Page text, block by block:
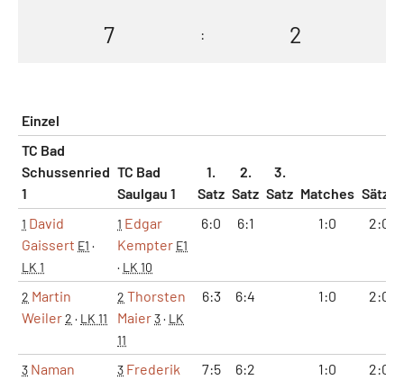
7 : 2
Einzel
TC Bad
Schussenried
1
TC Bad
Saulgau 1
1.
Satz
2.
Satz
3.
Satz Matches Sätze
1 David
Gaissert E1 ·
LK 1
1 Edgar
Kempter E1
· LK 10
6:0 6:1 1:0 2:0
2 Martin
Weiler2 · LK 11
2 Thorsten
Maier3· LK
11
6:3 6:4 1:0 2:0
3 Naman
3 Frederik
7:5 6:2 1:0 2:0